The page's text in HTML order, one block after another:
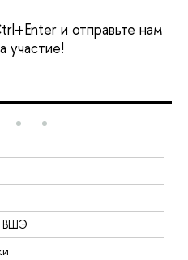
и отправьте нам
участие!
ВШЭ